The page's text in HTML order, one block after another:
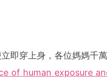
即穿上身，各位媽媽千
of human exposure